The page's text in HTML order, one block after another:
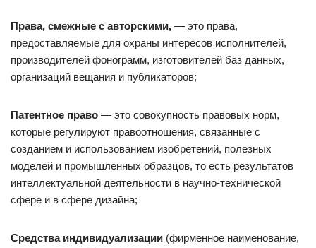
Права, смежные с авторскими, — это права,
предоставляемые для охраны интересов исполнителей,
производителей фонограмм, изготовителей баз данных,
организаций вещания и публикаторов;
Патентное право — это совокупность правовых норм,
которые регулируют правоотношения, связанные с
созданием и использованием изобретений, полезных
моделей и промышленных образцов, то есть результатов
интеллектуальной деятельности в научно-технической
сфере и в сфере дизайна;
Средства индивидуализации (фирменное наименование,